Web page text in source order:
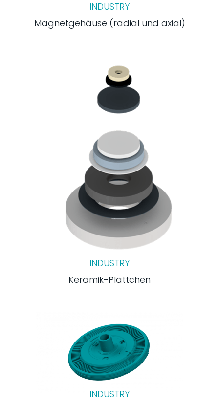
INDUSTRY
Magnetgehäuse (radial und axial)
INDUSTRY
Keramik-Plättchen
INDUSTRY